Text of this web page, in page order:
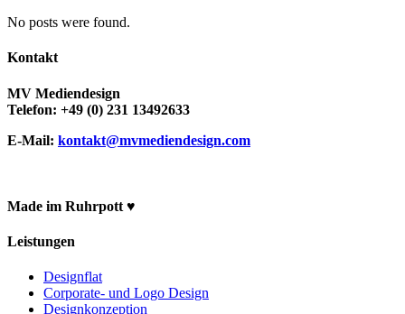
No posts were found.
Kontakt
MV Mediendesign
Telefon: +49 (0) 231 13492633
E-Mail: kontakt@mvmediendesign.com
Made im Ruhrpott ♥
Leistungen
Designflat
Corporate- und Logo Design
Designkonzeption